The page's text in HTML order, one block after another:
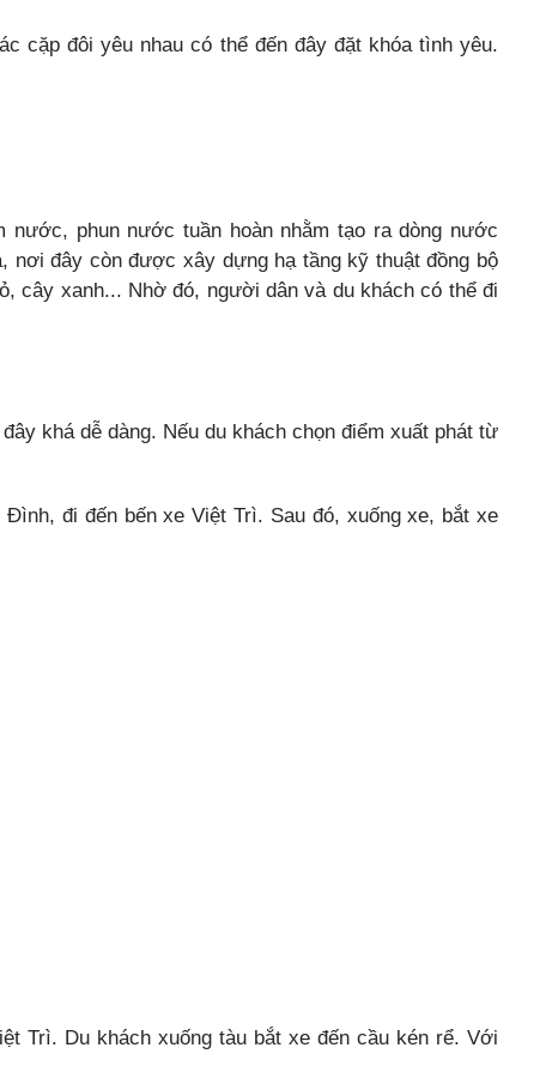
cặp đôi yêu nhau có thể đến đây đặt khóa tình yêu.
phun nước tuần hoàn nhằm tạo ra dòng nước
đây còn được xây dựng hạ tầng kỹ thuật đồng bộ
cây xanh... Nhờ đó, người dân và du khách có thể đi
khá dễ dàng. Nếu du khách chọn điểm xuất phát từ
đi đến bến xe Việt Trì. Sau đó, xuống xe, bắt xe
Trì. Du khách xuống tàu bắt xe đến cầu kén rể. Với